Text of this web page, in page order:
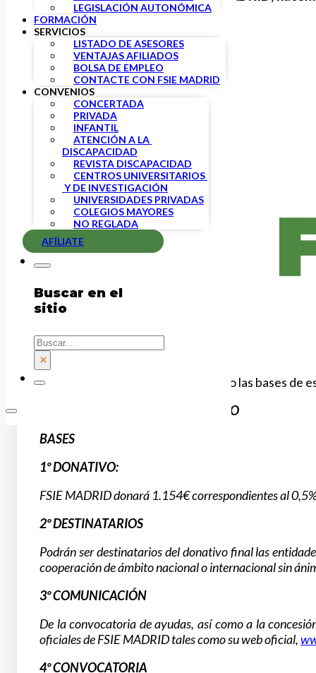
LEGISLACIÓN AUTONÓMICA
FORMACIÓN
SERVICIOS
LISTADO DE ASESORES
VENTAJAS AFILIADOS
BOLSA DE EMPLEO
CONTACTE CON FSIE MADRID
CONVENIOS
CONCERTADA
PRIVADA
INFANTIL
ATENCIÓN A LA
DISCAPACIDAD
REVISTA DISCAPACIDAD
CENTROS UNIVERSITARIOS
Y DE INVESTIGACIÓN
UNIVERSIDADES PRIVADAS
COLEGIOS MAYORES
NO REGLADA
AFÍLIATE
Buscar en el
sitio
Buscar
×
En dichos órganos se han redactado las bases de
III EDICIÓN FSIE MADRID SOLIDARIO
BASES
1º DONATIVO:
FSIE MADRID donará 1.154€ correspondientes al
2º DESTINATARIOS
Podrán ser destinatarios del donativo final las
cooperación de ámbito nacional o internacional sin
3º COMUNICACIÓN
De la convocatoria de ayudas, así como a la
oficiales de FSIE MADRID tales como su web oficial,
4º CONVOCATORIA